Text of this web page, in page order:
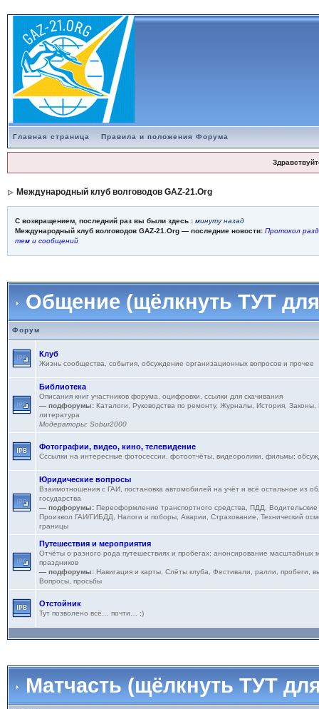
Главная страница Правила и положения Форума
Международный клуб волговодов GAZ-21.Org
С возвращением, последний раз вы были здесь : минуту назад
Международный клуб волговодов GAZ-21.Org — последние новости: Протокол
тем и сообщений
Общение (щёлкнуть ТУТ
Форум
Клуб
Жизнь сообщества, события, обсуждение организационных вопросов и прочее
Библиотека
Описания книг участников форума, оцифровки, ссылки для скачивания
— подфорумы: Каталоги Руководства по ремонту, Журналы, История, Законы,
литература
Модераторы: Sobur2000
Фотографии, видео, кино, телевидение
Сссылки на интересные фотосессии, фотоотчёты, видеоролики, фильмы;
Юридические вопросы
Взаимотношения с ГАИ, постановка автомобилей на учёт и всё остальное из
государства
— подфорумы: Переоформление транспортного средства ПДД
Водительские
Произвол ГАИ/ГИБДД
Налоги и поборы, Аварии Страхование
Технический
границы
Путешествия и мероприятия
Отчёты о разного рода путешествиях и пробегах; анонсирование масштабных
праздников
— подфорумы: Навигация и карты, Слёты клуба
Фестивали, ралли, пробеги,
Вопросы, просьбы
Отстойник
Тут позволено всё… почти… ;)
Матчасть (щёлкнуть ТУТ